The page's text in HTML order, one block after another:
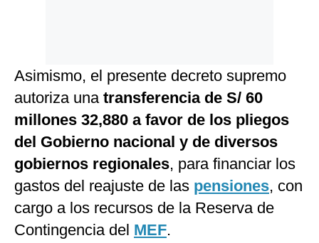
Asimismo, el presente decreto supremo
autoriza una transferencia de S/ 60
millones 32,880 a favor de los pliegos
del Gobierno nacional y de diversos
gobiernos regionales, para financiar los
gastos del reajuste de las pensiones, con
cargo a los recursos de la Reserva de
Contingencia del MEF.